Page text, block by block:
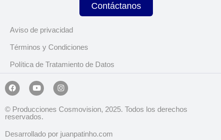
Contáctanos
Aviso de privacidad
Términos y Condiciones
Política de Tratamiento de Datos
© Producciones Cosmovision, 2025. Todos los derechos
reservados.
Desarrollado por juanpatinho.com